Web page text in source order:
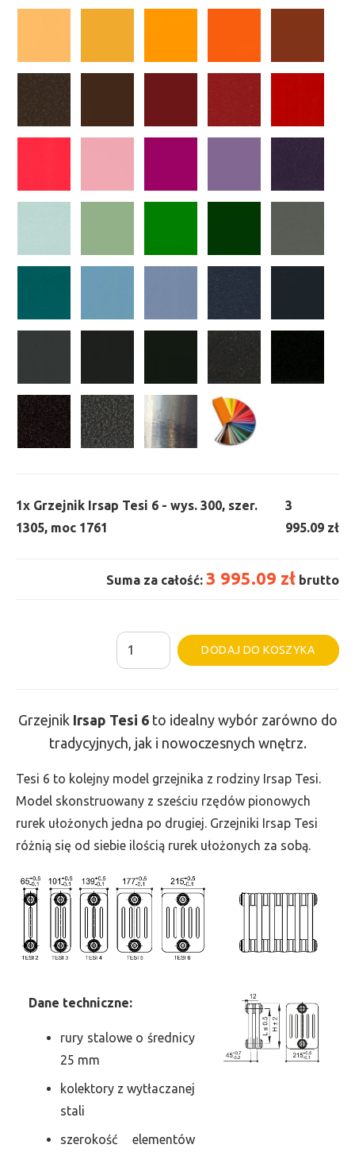
1x Grzejnik Irsap Tesi 6 - wys. 300, szer.
1305, moc 1761
3
995.09 zł
Suma za całość: 3 995.09 zł brutto
ilość
Grzejnik
-
wys.
300,
szer.
1305,
1761
DODAJ DO KOSZYKA
Grzejnik Irsap Tesi 6to idealny wybór zarówno do
tradycyjnych, jak i nowoczesnych wnętrz.
Tesi 6 to kolejny model grzejnika z rodziny Irsap Tesi.
Model skonstruowany z sześciu rzędów pionowych
rurek ułożonych jedna po drugiej. Grzejniki Irsap Tesi
różnią się od siebie ilością rurek ułożonych za sobą.
Dane techniczne:
rury stalowe o średnicy
25 mm
kolektory z wytłaczanej
stali
szerokość elementów